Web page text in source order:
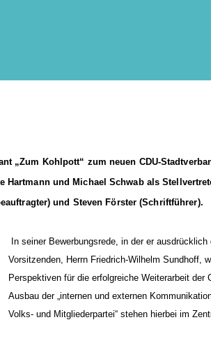
„Zum Kohlpott“ zum neuen CDU-
und Michael Schwab als
und Steven Förster (Schriftführer).
In seiner Bewerbungsrede, in der er
Vorsitzenden, Herrn Friedrich-Wilhelm Sundhoff,
Perspektiven für die erfolgreiche Weiterarbeit der
Ausbau der „internen und externen
Volks- und Mitgliederpartei“ stehen hierbei im